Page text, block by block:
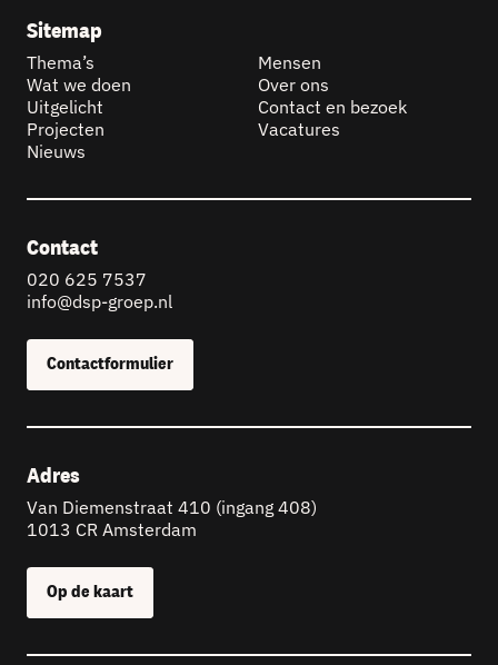
Sitemap
Thema’s
Wat we doen
Uitgelicht
Projecten
Nieuws
Mensen
Over ons
Contact en bezoek
Vacatures
Contact
020 625 7537
info@dsp-groep.nl
Contactformulier
Adres
Van Diemenstraat 410 (ingang 408)
1013 CR Amsterdam
Op de kaart